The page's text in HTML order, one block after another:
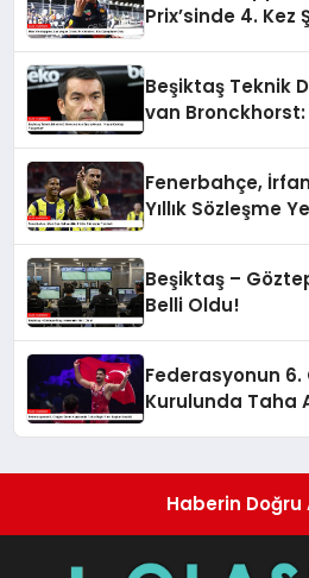
Prix’sinde 4.
Beşiktaş Teknik
van Bronckhorst:
Fenerbahçe,
Yıllık Sözleşme
Beşiktaş –
Belli Oldu!
Federasyonun
Kurulunda Taha
Haberin Doğru